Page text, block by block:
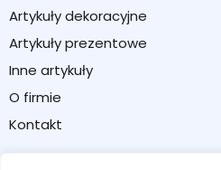
Artykuły dekoracyjne
Artykuły prezentowe
Inne artykuły
O firmie
Kontakt